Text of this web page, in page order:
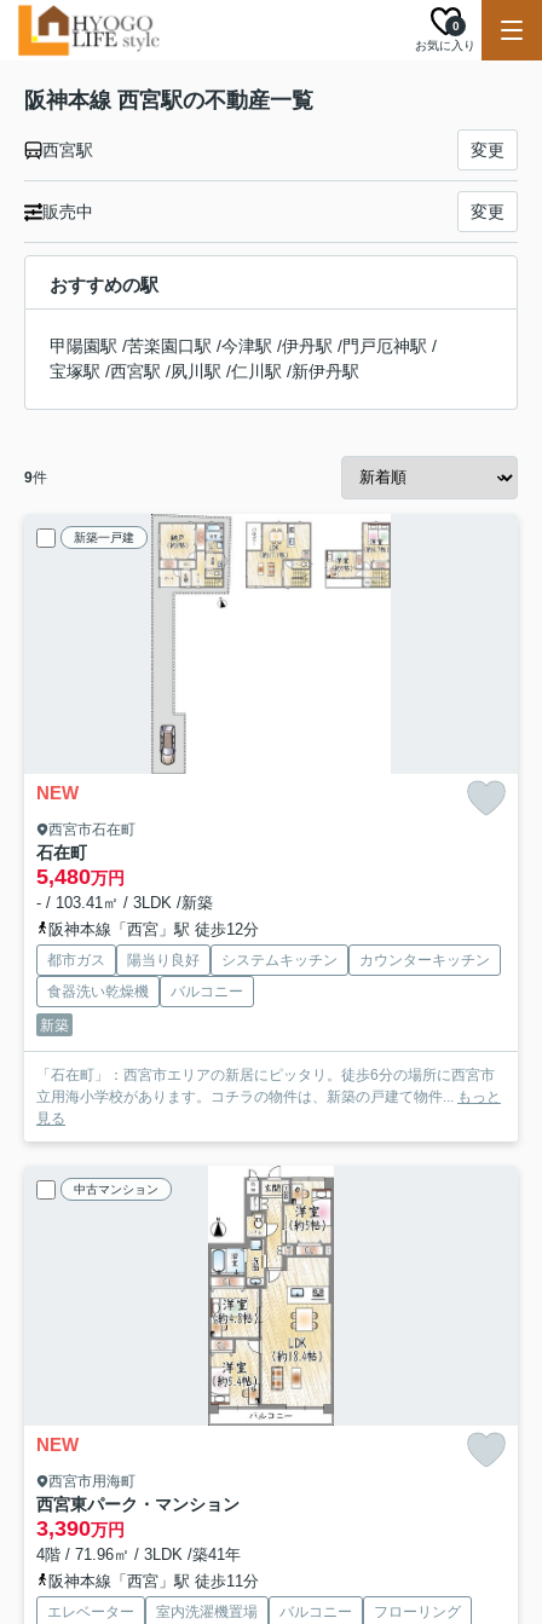
お気に入り
0
阪神本線 西宮駅の不動産一覧
西宮駅 変更
販売中 変更
おすすめの駅
甲陽園駅 /苦楽園口駅 /今津駅 /伊丹駅 /門戸厄神駅 /
宝塚駅 /西宮駅 /夙川駅 /仁川駅 /新伊丹駅
9件
新築一戸建
NEW
西宮市石在町
石在町
5,480万円
- / 103.41㎡ / 3LDK /新築
阪神本線「西宮」駅 徒歩12分
都市ガス 陽当り良好 システムキッチン
カウンターキッチン
食器洗い乾燥機
バルコニー
新築
「石在町」：西宮市エリアの新居にピッタリ。徒歩6分の場所に西宮市
立用海小学校があります。コチラの物件は、新築の戸建て物件... もっと
見る
中古マンション
NEW
西宮市用海町
西宮東パーク・マンション
3,390万円
4階 / 71.96㎡ / 3LDK /築41年
阪神本線「西宮」駅 徒歩11分
エレベーター 室内洗濯機置場 バルコニー
フローリング